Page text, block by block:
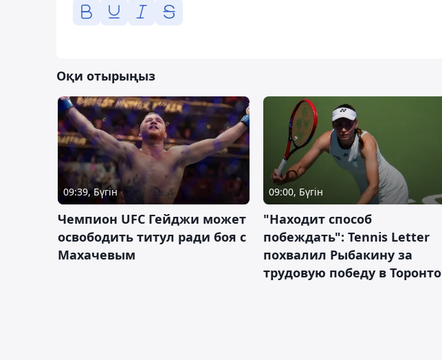
Оқи отырыңыз
09:39, Бүгін
Чемпион UFC Гейджи может
освободить титул ради боя с
Махачевым
09:00, Бүгін
"Находит способ
побеждать": Tennis Letter
похвалил Рыбакину за
трудовую победу в Торонто